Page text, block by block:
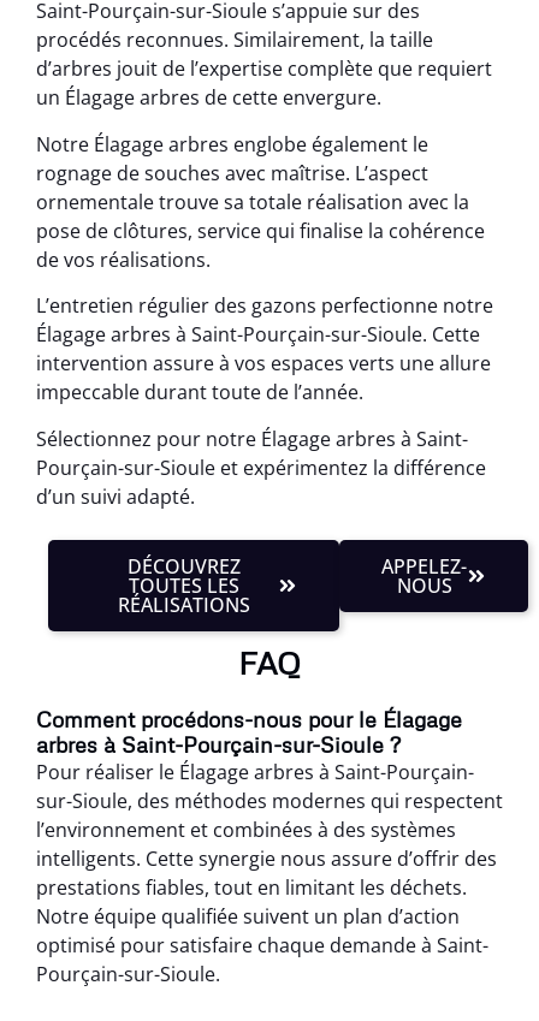
Saint-Pourçain-sur-Sioule s’appuie sur des
procédés reconnues. Similairement, la taille
d’arbres jouit de l’expertise complète que requiert
un Élagage arbres de cette envergure.
Notre Élagage arbres englobe également le
rognage de souches avec maîtrise. L’aspect
ornementale trouve sa totale réalisation avec la
pose de clôtures, service qui finalise la cohérence
de vos réalisations.
L’entretien régulier des gazons perfectionne notre
Élagage arbres à Saint-Pourçain-sur-Sioule. Cette
intervention assure à vos espaces verts une allure
impeccable durant toute de l’année.
Sélectionnez pour notre Élagage arbres à Saint-
Pourçain-sur-Sioule et expérimentez la différence
d’un suivi adapté.
DÉCOUVREZ
TOUTES LES
RÉALISATIONS
APPELEZ-
NOUS
FAQ
Comment procédons-nous pour le Élagage
arbres à Saint-Pourçain-sur-Sioule ?
Pour réaliser le Élagage arbres à Saint-Pourçain-
sur-Sioule, des méthodes modernes qui respectent
l’environnement et combinées à des systèmes
intelligents. Cette synergie nous assure d’offrir des
prestations fiables, tout en limitant les déchets.
Notre équipe qualifiée suivent un plan d’action
optimisé pour satisfaire chaque demande à Saint-
Pourçain-sur-Sioule.